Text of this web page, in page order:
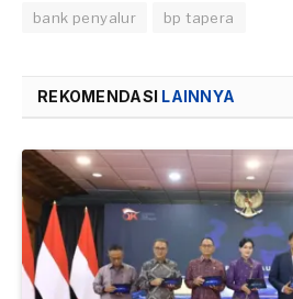
bank penyalur bp tapera
REKOMENDASI LAINNYA